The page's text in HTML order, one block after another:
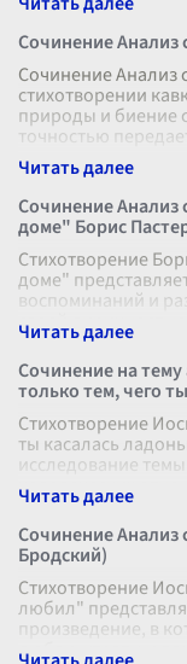
Сочинение Анализ
Сочинение Анализ
стихотворении
природы и биение
точностью
Сочинение Анализ
доме" Борис
Стихотворение
доме"
воспоминаний и
своей лиричностью,
Сочинение на
только тем, чего
Стихотворение
ты касалась
исследование
человеческих
Сочинение Анализ
Бродский)
Стихотворение
любил"
произведение, в
любви, утраты и